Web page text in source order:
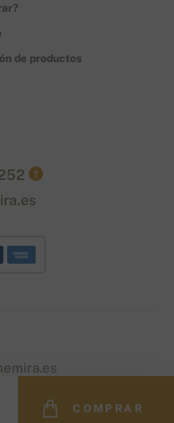
COMPRAR
de productos
?
by Simplia.cz.